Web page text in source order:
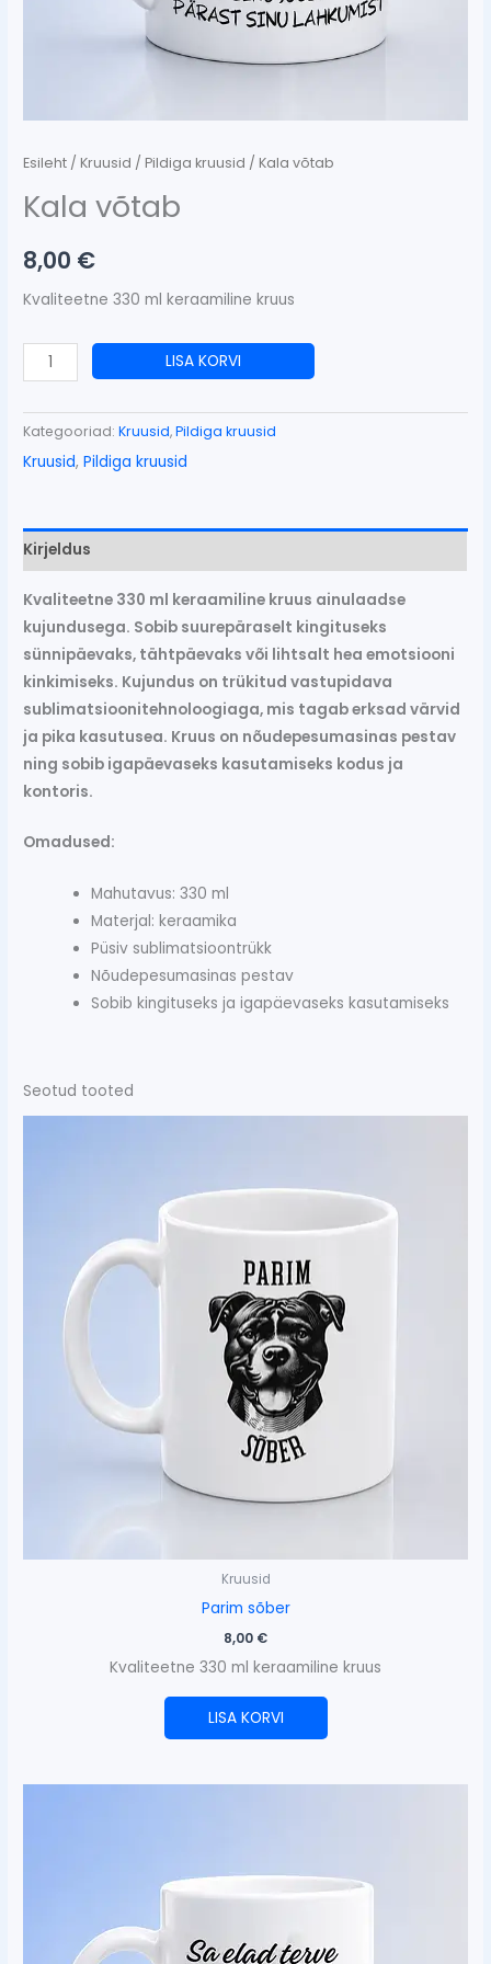
Esileht /Kruusid /Pildiga kruusid / Kala võtab
Kala võtab
8,00 €
Kvaliteetne 330 ml keraamiline kruus
LISA KORVI
Kategooriad:Kruusid,Pildiga kruusid
Kruusid,Pildiga kruusid
Kirjeldus
Kvaliteetne 330 ml keraamiline kruus ainulaadse
kujundusega. Sobib suurepäraselt kingituseks
sünnipäevaks, tähtpäevaks või lihtsalt hea emotsiooni
kinkimiseks. Kujundus on trükitud vastupidava
sublimatsioonitehnoloogiaga, mis tagab erksad värvid
ja pika kasutusea. Kruus on nõudepesumasinas pestav
ning sobib igapäevaseks kasutamiseks kodus ja
kontoris.
Omadused:
Mahutavus: 330 ml
Materjal: keraamika
Püsiv sublimatsioontrükk
Nõudepesumasinas pestav
Sobib kingituseks ja igapäevaseks kasutamiseks
Seotud tooted
Kruusid
Parim sõber
8,00 €
Kvaliteetne 330 ml keraamiline kruus
LISA KORVI